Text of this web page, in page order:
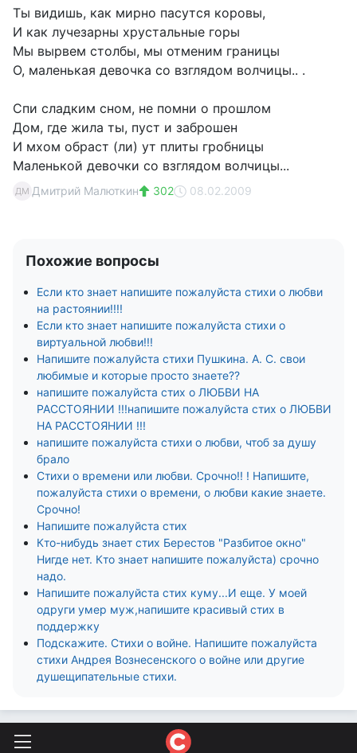
Ты видишь, как мирно пасутся коровы,
И как лучезарны хрустальные горы
Мы вырвем столбы, мы отменим границы
О, маленькая девочка со взглядом волчицы.. .
Спи сладким сном, не помни о прошлом
Дом, где жила ты, пуст и заброшен
И мхом обраст (ли) ут плиты гробницы
Маленькой девочки со взглядом волчицы...
ДМ Дмитрий Малюткин 302 08.02.2009
Похожие вопросы
Если кто знает напишите пожалуйста стихи о любви
на растоянии!!!!
Если кто знает напишите пожалуйста стихи о
виртуальной любви!!!
Напишите пожалуйста стихи Пушкина. А. С. свои
любимые и которые просто знаете??
напишите пожалуйста стих о ЛЮБВИ НА
РАССТОЯНИИ !!!напишите пожалуйста стих о ЛЮБВИ
НА РАССТОЯНИИ !!!
напишите пожалуйста стихи о любви, чтоб за душу
брало
Стихи о времени или любви. Срочно!! ! Напишите,
пожалуйста стихи о времени, о любви какие знаете.
Срочно!
Напишите пожалуйста стих
Кто-нибудь знает стих Берестов "Разбитое окно"
Нигде нет. Кто знает напишите пожалуйста) срочно
надо.
Напишите пожалуйста стих куму...И еще. У моей
одруги умер муж,напишите красивый стих в
поддержку
Подскажите. Стихи о войне. Напишите пожалуйста
стихи Андрея Вознесенского о войне или другие
душещипательные стихи.